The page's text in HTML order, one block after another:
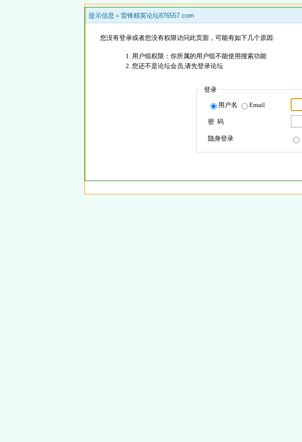
提示信息 » 雷锋精英论坛876557.com
您没有登录或者您没有权限访问此页面，可能有如下几个原因:
用户组权限：你所属的用户组不能使用搜索功能
您还不是论坛会员,请先登录论坛
登录
用户名 Email
密 码
隐身登录